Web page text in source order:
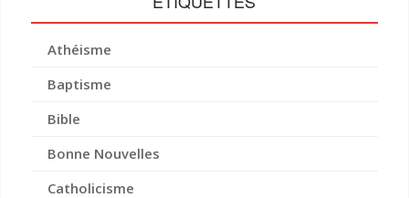
Athéisme
Baptisme
Bible
Bonne Nouvelles
Catholicisme